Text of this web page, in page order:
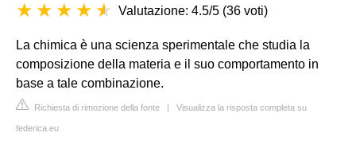
Valutazione: 4.5/5 (36 voti)
La chimica è una scienza sperimentale che studia la
composizione della materia e il suo comportamento in
base a tale combinazione.
Richiesta di rimozione della fonte | Visualizza la risposta completa su
federica.eu